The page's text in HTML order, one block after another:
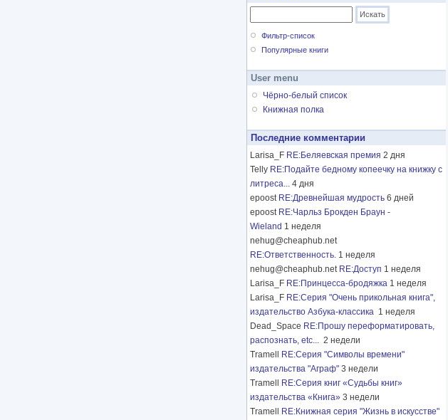
Фильтр-список
Популярные книги
User menu
Чёрно-белый список
Книжная полка
Последние комментарии
Larisa_F RE:Беляевская премия 2 дня
Telly RE:Подайте бедному копеечку на книжку с
литреса... 4 дня
epoost RE:Древнейшая мудрость 6 дней
epoost RE:Чарльз Брокден Браун -
Wieland 1 неделя
nehug@cheaphub.net
RE:Ответственность. 1 неделя
nehug@cheaphub.net RE:Доступ 1 неделя
Larisa_F RE:Принцесса-бродяжка 1 неделя
Larisa_F RE:Серия "Очень прикольная книга",
издательство Азбука-классика 1 неделя
Dead_Space RE:Прошу переформатировать,
распознать, etc... 2 недели
Tramell
RE:Серия "Символы времени"
издательства "Аграф" 3 недели
Tramell
RE:Серия книг «Судьбы книг»
издательства «Книга» 3 недели
Tramell
RE:Книжная серия "Жизнь в искусстве"